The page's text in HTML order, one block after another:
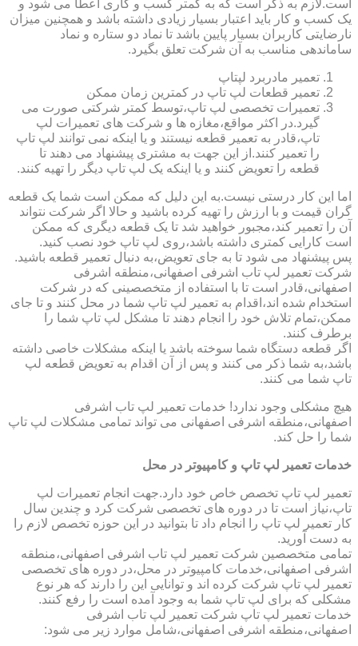
است.لازم به ذکر است که به کمتر کسب و کاری اعطا می شود و
یک کسب و کار باید اعتبار بسیار زیادی داشته باشد و همچنین میزان
نارضایتی کاربران بسیار پایین باشد تا نماد دو ستاره و نماد
ساماندهی مناسب به آن شرکت تعلق بگیرد.
تعمیر مادربرد لپتاپ
تعمیر قطعات لپ تاپ در کمترین زمان ممکن
تعمیرات تخصصی لپ تاپ،توسط کمتر شرکتی صورت می
گیرد.در اکثر مواقع،مغازه ها و شرکت های تعمیرات لپ
تاپ،قادر به تعمیر قطعه نیستند و یا اینکه نمی توانند لپ تاپ
را تعمیر کنند.از این جهت به مشتری پیشنهاد می دهند تا
قطعه را تعویض کنند و یا اینکه یک لپ تاپ دیگر را تهیه کنند.
اما این کار درستی نیست.به این دلیل که ممکن است شما یک قطعه
گران قیمت و با ارزش را تهیه کرده باشید و حالا اگر شرکت نتواند
آن را تعمیر کند،مجبور خواهید شد تا یک قطعه دیگری که ممکن
است کارایی کمتری داشته باشد،روی لپ تاپ خود نصب کنید.
پس پیشنهاد می شود تا به جای تعویض،به دنبال تعمیر قطعه باشید.
شرکت تعمیر لپ تاب اشرفی اصفهانی،منطقه اشرفی
اصفهانی،قادر است تا با استفاده از متخصصینی که در شرکت
استخدام شده اند،اقدام به تعمیر لپ تاپ شما در محل کنند و تا جای
ممکن،تمام تلاش خود را انجام دهند تا مشکل لپ تاپ شما را
برطرف کنند.
اگر قطعه دستگاه شما سوخته باشد یا اینکه مشکلات خاصی داشته
باشد،به شما ذکر می کنند و پس از آن اقدام به تعویض قطعه لپ
تاپ شما می کنند.
هیچ مشکلی وجود ندارد! خدمات تعمیر لپ تاب اشرفی
اصفهانی،منطقه اشرفی اصفهانی می تواند تمامی مشکلات لپ تاپ
شما را حل کند.
خدمات تعمیر لپ تاپ و کامپیوتر در محل
تعمیر لپ تاپ تخصص خاص خود دارد.جهت انجام تعمیرات لپ
تاپ،نیاز است تا در دوره های تخصصی شرکت کرد و چندین سال
کار تعمیر لپ تاپ را انجام داد تا بتوانید در این حوزه تخصص لازم را
به دست آورید.
تمامی متخصصین شرکت تعمیر لپ تاب اشرفی اصفهانی،منطقه
اشرفی اصفهانی،خدمات کامپیوتر در محل،در دوره های تخصصی
تعمیر لپ تاپ شرکت کرده اند و توانایی این را دارند که هر نوع
مشکلی که برای لپ تاپ شما به وجود آمده است را رفع کنند.
خدمات تعمیر لپ تاپ شرکت تعمیر لپ تاب اشرفی
اصفهانی،منطقه اشرفی اصفهانی،شامل موارد زیر می شود: